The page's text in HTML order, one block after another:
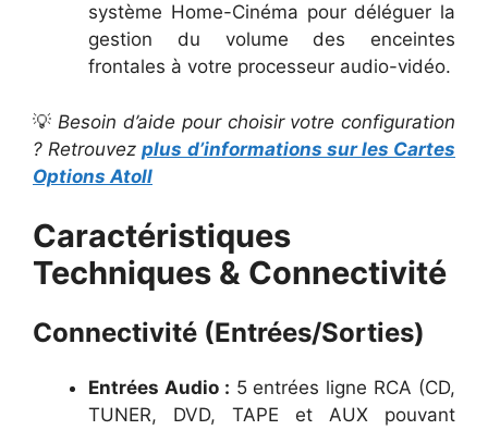
système Home-Cinéma pour déléguer la
gestion du volume des enceintes
frontales à votre processeur audio-vidéo.
💡 Besoin d’aide pour choisir votre configuration
? Retrouvezplus d’informations sur les Cartes
Options Atoll
Caractéristiques
Techniques & Connectivité
Connectivité (Entrées/Sorties)
Entrées Audio : 5 entrées ligne RCA (CD,
TUNER, DVD, TAPE et AUX pouvant